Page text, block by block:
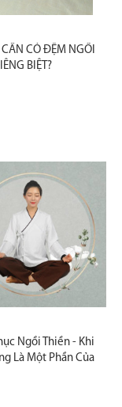
CẦN CÓ ĐỆM NGỒI
BIỆT?
Ngồi Thiền - Khi
Là Một Phần Của